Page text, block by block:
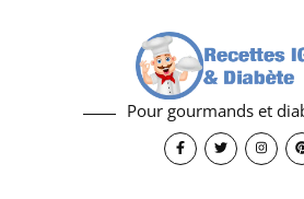
Pour gourmands et